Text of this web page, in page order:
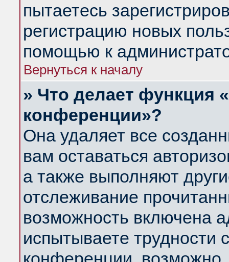
пытаетесь
регистрацию новых
помощью к
Вернуться к началу
» Что делает функция
конференции»?
Она удаляет все
вам оставаться
а также выполняют
отслеживание
возможность включена
испытываете трудности